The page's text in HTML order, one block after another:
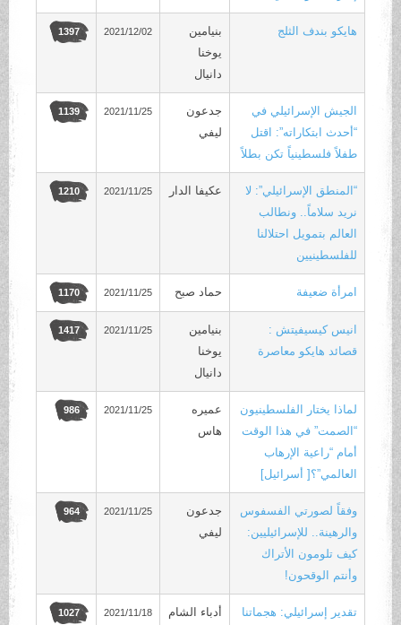
هايكو بندف الثلج
بنيامين
يوخنا
دانيال
2021/12/02
1397
الجيش الإسرائيلي في
“أحدث ابتكاراته”: اقتل
طفلاً فلسطينياً تكن بطلاً
جدعون
ليفي
2021/11/25
1139
“المنطق الإسرائيلي”: لا
نريد سلاماً.. ونطالب
العالم بتمويل احتلالنا
للفلسطينيين
عكيفا الدار 2021/11/25
1210
امرأة ضعيفة حماد صبح 2021/11/25
1170
انيس كيسيفيتش :
قصائد هايكو معاصرة
بنيامين
يوخنا
دانيال
2021/11/25
1417
لماذا يختار الفلسطينيون
“الصمت” في هذا الوقت
أمام “راعية الإرهاب
العالمي”؟[ أسرائيل]
عميره
هاس
2021/11/25
986
وفقاً لصورتي الفسفوس
والرهينة.. للإسرائيليين:
كيف تلومون الأتراك
وأنتم الوقحون!
جدعون
ليفي
2021/11/25
964
تقدير إسرائيلي: هجماتنا
أدباء الشام 2021/11/18
1027